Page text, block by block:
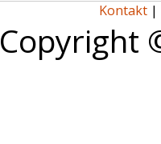
Kontakt |
Copyright